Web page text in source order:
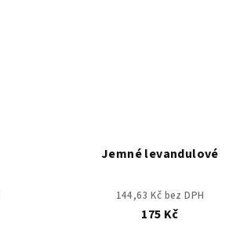
Jemné levandulové
144,63 Kč bez DPH
175 Kč